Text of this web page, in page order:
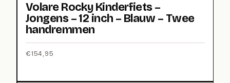
Volare Rocky Kinderfiets –
Jongens – 12 inch – Blauw – Twee
handremmen
€154,95